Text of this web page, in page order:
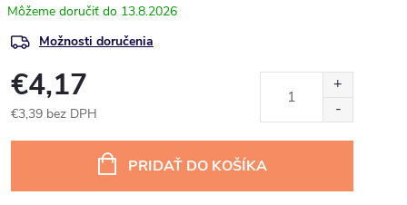
13.8.2026
Možnosti doručenia
€4,17
€3,39 bez DPH
PRIDAŤ DO KOŠÍKA